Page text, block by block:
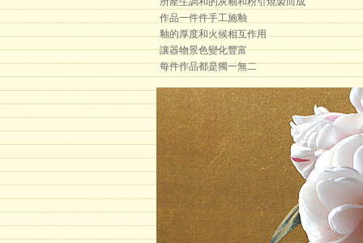
作品一件件手工施釉
釉的厚度和火候相互作用
讓器物景色變化豐富
每件作品都是獨一無二